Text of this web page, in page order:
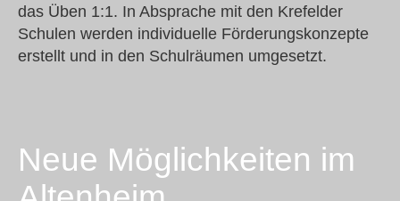
das Üben 1:1. In Absprache mit den Krefelder
Schulen werden individuelle Förderungskonzepte
erstellt und in den Schulräumen umgesetzt.
Neue Möglichkeiten im